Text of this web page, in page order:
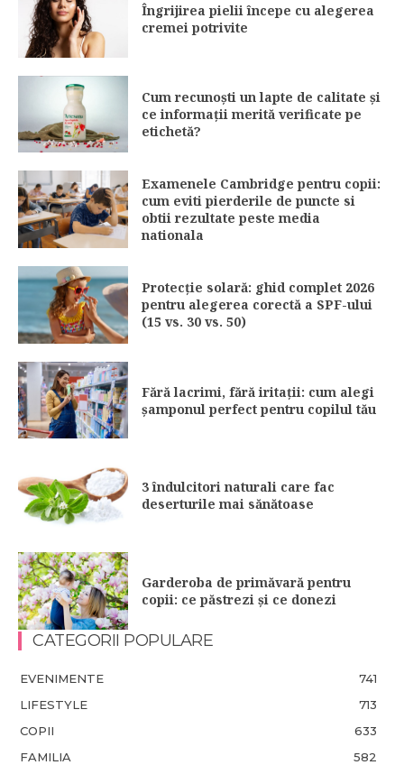
Îngrijirea pielii începe cu alegerea
cremei potrivite
Cum recunoști un lapte de calitate și
ce informații merită verificate pe
etichetă?
Examenele Cambridge pentru copii:
cum eviti pierderile de puncte si
obtii rezultate peste media
nationala
Protecție solară: ghid complet 2026
pentru alegerea corectă a SPF-ului
(15 vs. 30 vs. 50)
Fără lacrimi, fără iritații: cum alegi
șamponul perfect pentru copilul tău
3 îndulcitori naturali care fac
deserturile mai sănătoase
Garderoba de primăvară pentru
copii: ce păstrezi și ce donezi
CATEGORII POPULARE
EVENIMENTE
741
LIFESTYLE
713
COPII
633
FAMILIA
582